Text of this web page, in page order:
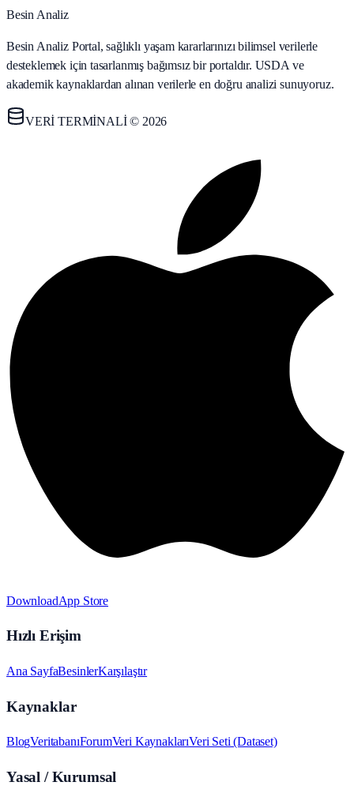
Besin Analiz
Besin Analiz Portal, sağlıklı yaşam kararlarınızı bilimsel verilerle
desteklemek için tasarlanmış bağımsız bir portaldır. USDA ve
akademik kaynaklardan alınan verilerle en doğru analizi sunuyoruz.
VERİ TERMİNALİ © 2026
DownloadApp Store
Hızlı Erişim
Ana SayfaBesinlerKarşılaştır
Kaynaklar
BlogVeritabanıForumVeri KaynaklarıVeri Seti (Dataset)
Yasal / Kurumsal